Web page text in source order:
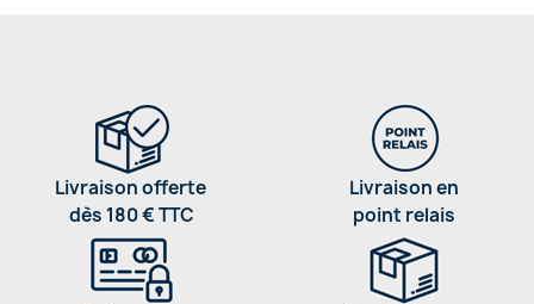
Livraison offerte
dès 180 € TTC
Livraison en
point relais